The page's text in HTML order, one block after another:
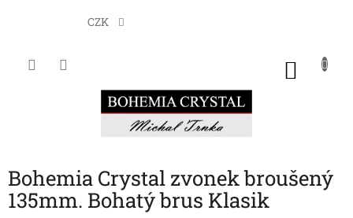
CZK
Bohemia Crystal zvonek broušený
135mm. Bohatý brus Klasik